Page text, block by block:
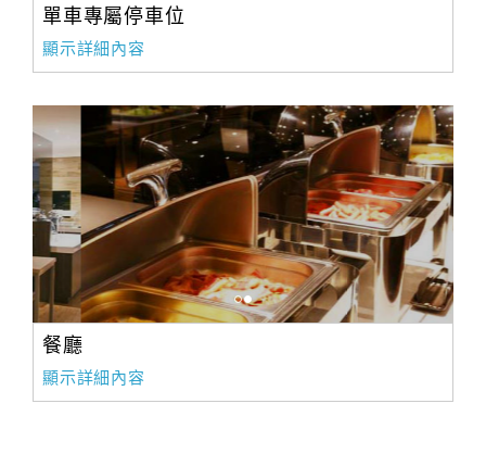
單車專屬停車位
顯示詳細內容
餐廳
顯示詳細內容